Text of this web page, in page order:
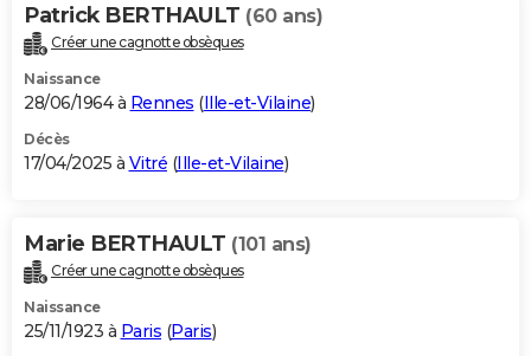
Patrick BERTHAULT (60 ans)
Créer une cagnotte obsèques
Naissance
28/06/1964 à Rennes (Ille-et-Vilaine)
Décès
17/04/2025 à Vitré (Ille-et-Vilaine)
Marie BERTHAULT (101 ans)
Créer une cagnotte obsèques
Naissance
25/11/1923 à Paris (Paris)